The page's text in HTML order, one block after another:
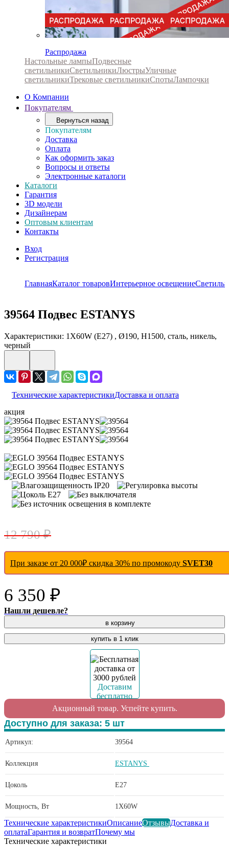
Распродажа
Настольные лампыПодвесные
светильникиСветильникиЛюстрыУличные
светильникиТрековые светильникиСпотыЛампочки
О Компании
Покупателям
Вернуться назад
Покупателям
Доставка
Оплата
Как оформить заказ
Вопросы и ответы
Электронные каталоги
Каталоги
Гарантия
3D модели
Дизайнерам
Оптовым клиентам
Контакты
Вход
Регистрация
ГлавнаяКаталог товаровИнтерьерное освещение
39564 Подвес ESTANYS
Характеристики: 1X60W (E27) , Ø190, H1500, сталь, никель,
черный
Технические характеристикиДоставка и оплата
акция
12 790 ₽
При заказе от 20 000₽ скидка 30% по промокоду SVET30
6 350 ₽
Нашли дешевле?
в корзину
купить в 1 клик
Доставим
бесплатно
Акционный товар. Успейте купить.
Доступно для заказа: 5 шт
Артикул: 39564
Коллекция ESTANYS
Цоколь E27
Мощность, Вт 1X60W
Технические характеристикиОписаниеОтзывыДоставка и
оплатаГарантия и возвратПочему мы
Технические характеристики